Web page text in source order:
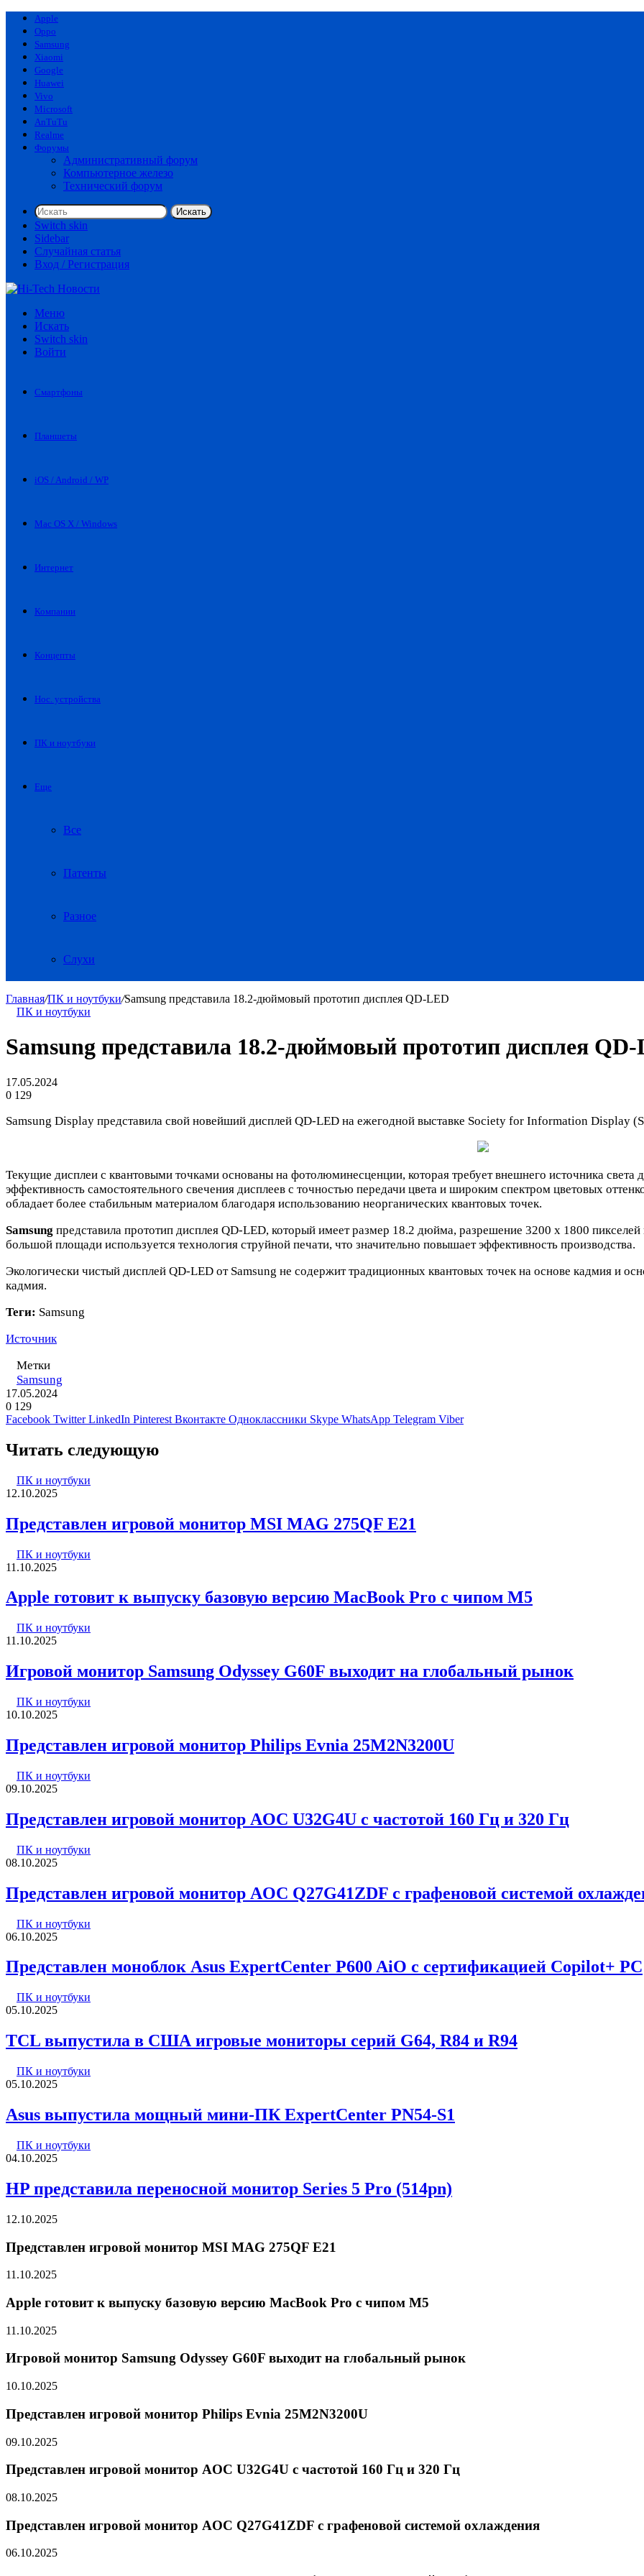
Apple
Oppo
Samsung
Xiaomi
Google
Huawei
Vivo
Microsoft
AnTuTu
Realme
Форумы
Административный форум
Компьютерное железо
Технический форум
Искать
Switch skin
Sidebar
Случайная статья
Вход / Регистрация
Меню
Искать
Switch skin
Войти
Смартфоны
Планшеты
iOS / Android / WP
Mac OS X / Windows
Интернет
Компании
Концепты
Нос. устройства
ПК и ноутбуки
Еще
Все
Патенты
Разное
Слухи
Главная/ПК и ноутбуки/Samsung представила 18.2-дюймовый прототип дисплея QD-LED
ПК и ноутбуки
Samsung представила 18.2-дюймовый прототип дисплея
17.05.2024
0 129
Samsung Display представила свой новейший дисплей QD-LED на ежегодной выставке Society for Information Display
Текущие дисплеи с квантовыми точками основаны на фотолюминесценции, которая требует внешнего источника света
эффективность самостоятельного свечения дисплеев с точностью передачи цвета и широким спектром цветовых
обладает более стабильным материалом благодаря использованию неорганических квантовых точек.
Samsung представила прототип дисплея QD-LED, который имеет размер 18.2 дюйма, разрешение 3200 х 1800
большой площади используется технология струйной печати, что значительно повышает эффективность производства.
Экологически чистый дисплей QD-LED от Samsung не содержит традиционных квантовых точек на основе кадмия и
кадмия.
Теги: Samsung
Источник
Метки
Samsung
17.05.2024
0 129
Facebook Twitter LinkedIn Pinterest Вконтакте Одноклассники Skype WhatsApp Telegram Viber
Читать следующую
ПК и ноутбуки
12.10.2025
Представлен игровой монитор MSI MAG 275QF E21
ПК и ноутбуки
11.10.2025
Apple готовит к выпуску базовую версию MacBook Pro с чипом M5
ПК и ноутбуки
11.10.2025
Игровой монитор Samsung Odyssey G60F выходит на глобальный рынок
ПК и ноутбуки
10.10.2025
Представлен игровой монитор Philips Evnia 25M2N3200U
ПК и ноутбуки
09.10.2025
Представлен игровой монитор AOC U32G4U с частотой 160 Гц и 320 Гц
ПК и ноутбуки
08.10.2025
Представлен игровой монитор AOC Q27G41ZDF с графеновой системой
ПК и ноутбуки
06.10.2025
Представлен моноблок Asus ExpertCenter P600 AiO с сертификацией Copilot+ PC
ПК и ноутбуки
05.10.2025
TCL выпустила в США игровые мониторы серий G64, R84 и R94
ПК и ноутбуки
05.10.2025
Asus выпустила мощный мини-ПК ExpertCenter PN54-S1
ПК и ноутбуки
04.10.2025
HP представила переносной монитор Series 5 Pro (514pn)
12.10.2025
Представлен игровой монитор MSI MAG 275QF E21
11.10.2025
Apple готовит к выпуску базовую версию MacBook Pro с чипом M5
11.10.2025
Игровой монитор Samsung Odyssey G60F выходит на глобальный рынок
10.10.2025
Представлен игровой монитор Philips Evnia 25M2N3200U
09.10.2025
Представлен игровой монитор AOC U32G4U с частотой 160 Гц и 320 Гц
08.10.2025
Представлен игровой монитор AOC Q27G41ZDF с графеновой системой охлаждения
06.10.2025